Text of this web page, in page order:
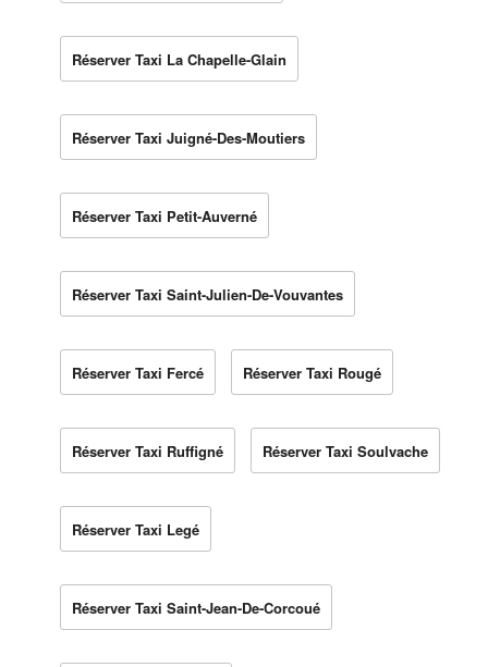
Réserver Taxi La Chapelle-Glain
Réserver Taxi Juigné-Des-Moutiers
Réserver Taxi Petit-Auverné
Réserver Taxi Saint-Julien-De-Vouvantes
Réserver Taxi Fercé Réserver Taxi Rougé
Réserver Taxi Ruffigné Réserver Taxi Soulvache
Réserver Taxi Legé
Réserver Taxi Saint-Jean-De-Corcoué